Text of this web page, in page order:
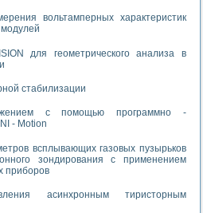
вольтамперных характеристик
для геометрического анализа в
стабилизации
с помощью программно -
- Motion
всплывающих газовых пузырьков
зондирования с применением
приборов
асинхронным тиристорным